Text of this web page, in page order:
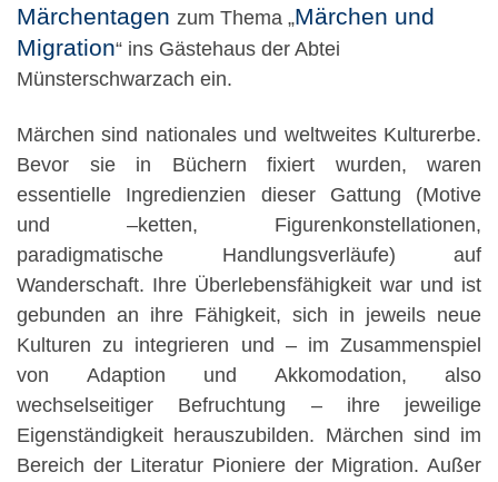
Märchentagen zum Thema „Märchen und
Migration“ ins Gästehaus der Abtei
Münsterschwarzach ein.
Märchen sind nationales und weltweites Kulturerbe.
Bevor sie in Büchern fixiert wurden, waren
essentielle Ingredienzien dieser Gattung (Motive
und –ketten, Figurenkonstellationen,
paradigmatische Handlungsverläufe) auf
Wanderschaft. Ihre Überlebensfähigkeit war und ist
gebunden an ihre Fähigkeit, sich in jeweils neue
Kulturen zu integrieren und – im Zusammenspiel
von Adaption und Akkomodation, also
wechselseitiger Befruchtung – ihre jeweilige
Eigenständigkeit herauszubilden. Märchen sind im
Bereich der Literatur Pioniere der Migration. Außer